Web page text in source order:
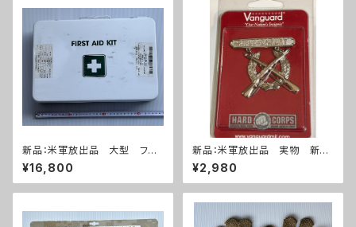
新品：米軍放出品 大型 ファ
ーストエイドキット フルセット
(A270)
¥16,800
新品：米軍放出品 実物 新
品 ライフルエキスパート 勲
章(A285)
¥2,980